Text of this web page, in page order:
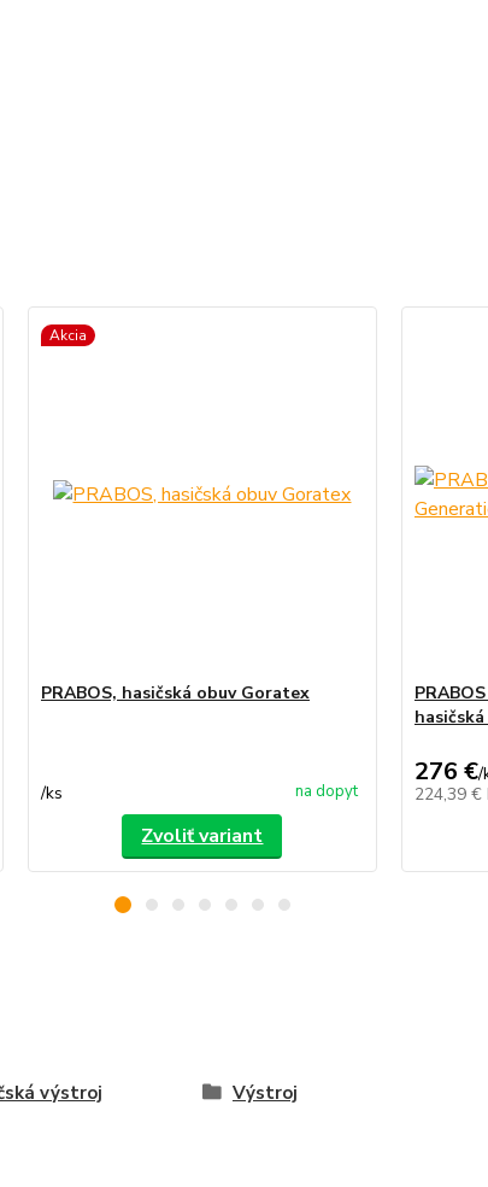
Akcia
PRABOS, hasičská obuv Goratex
/ks na dopyt
Zvoliť variant
276 €/
224,39 €
výstroj Výstroj